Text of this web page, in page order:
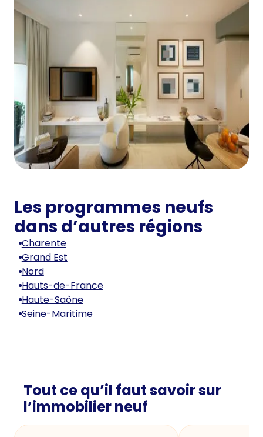
Les programmes neufs
dans d’autres régions
Charente
Grand Est
Nord
Hauts-de-France
Haute-Saône
Seine-Maritime
Tout ce qu’il faut savoir sur
l’immobilier neuf